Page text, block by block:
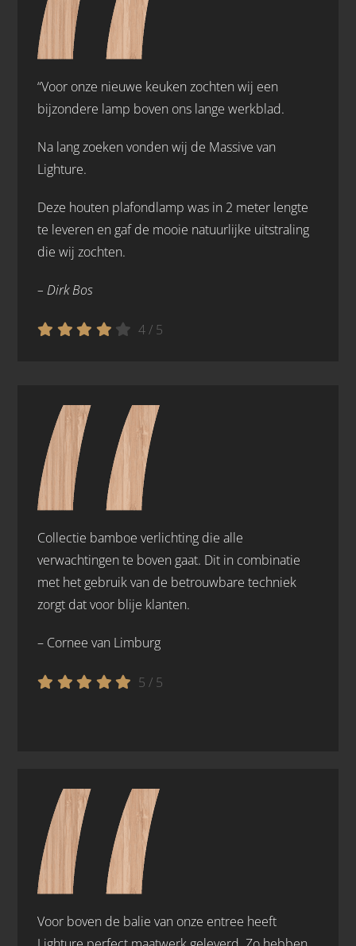
“Voor onze nieuwe keuken zochten wij een
bijzondere lamp boven ons lange werkblad.
Na lang zoeken vonden wij de Massive van
Lighture.
Deze houten plafondlamp was in 2 meter lengte
te leveren en gaf de mooie natuurlijke uitstraling
die wij zochten.
– Dirk Bos
4/ 5
Collectie bamboe verlichting die alle
verwachtingen te boven gaat. Dit in combinatie
met het gebruik van de betrouwbare techniek
zorgt dat voor blije klanten.
– Cornee van Limburg
5 / 5
Voor boven de balie van onze entree heeft